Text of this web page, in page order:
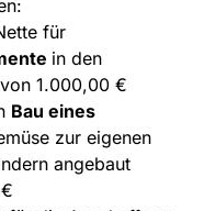
für
in den
1.000,00 €
Bau eines
zur eigenen
angebaut